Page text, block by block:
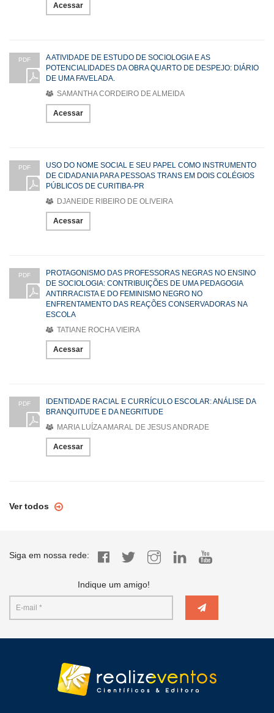
Acessar
PDF
A ATIVIDADE DE ESTUDO DE SOCIOLOGIA E AS
POTENCIALIDADES DA OBRA QUARTO DE DESPEJO: DIÁRIO
DE UMA FAVELADA.
SAMANTHA CORDEIRO DE ALMEIDA
Acessar
PDF
USO DO NOME SOCIAL E SEU PAPEL COMO INSTRUMENTO
DE CIDADANIA PARA PESSOAS TRANS EM DOIS COLÉGIOS
PÚBLICOS DE CURITIBA-PR
DJANEIDE RIBEIRO DE OLIVEIRA
Acessar
PDF
PROTAGONISMO DAS PROFESSORAS NEGRAS NO ENSINO
DE SOCIOLOGIA: CONTRIBUIÇÕES DE UMA PEDAGOGIA
ANTIRRACISTA E DO FEMINISMO NEGRO NO
ENFRENTAMENTO DAS REAÇÕES CONSERVADORAS NA
ESCOLA
TATIANE ROCHA VIEIRA
Acessar
PDF
IDENTIDADE RACIAL E CURRÍCULO ESCOLAR: ANÁLISE DA
BRANQUITUDE E DA NEGRITUDE
MARIA LUÍZA AMARAL DE JESUS ANDRADE
Acessar
Ver todos
Siga em nossa rede:
Indique um amigo!